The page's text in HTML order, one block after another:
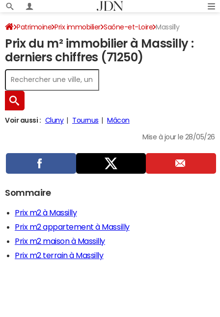
Patrimoine Prix immobilier Saône-et-Loire Massilly
Prix du m² immobilier à Massilly :
derniers chiffres (71250)
Voir aussi : Cluny Tournus Mâcon
Mise à jour le 28/05/26
Sommaire
Prix m2 à Massilly
Prix m2 appartement à Massilly
Prix m2 maison à Massilly
Prix m2 terrain à Massilly